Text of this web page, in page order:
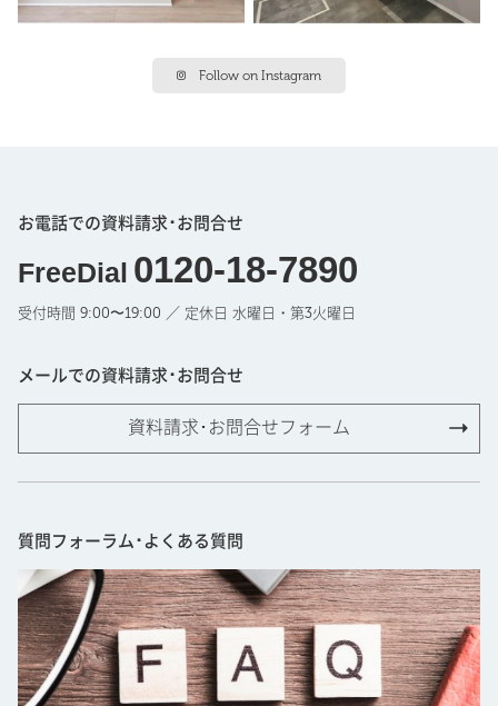
Follow on Instagram
お電話での資料請求･お問合せ
FreeDial 0120-18-7890
受付時間 9:00〜19:00 ／ 定休日 水曜日・第3火曜日
メールでの資料請求･お問合せ
資料請求･お問合せフォーム
質問フォーラム･よくある質問